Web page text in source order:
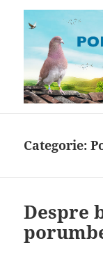
Categorie:
Despre